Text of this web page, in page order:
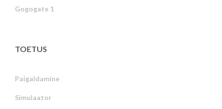
Gogogate 1
TOETUS
Paigaldamine
Simulaator